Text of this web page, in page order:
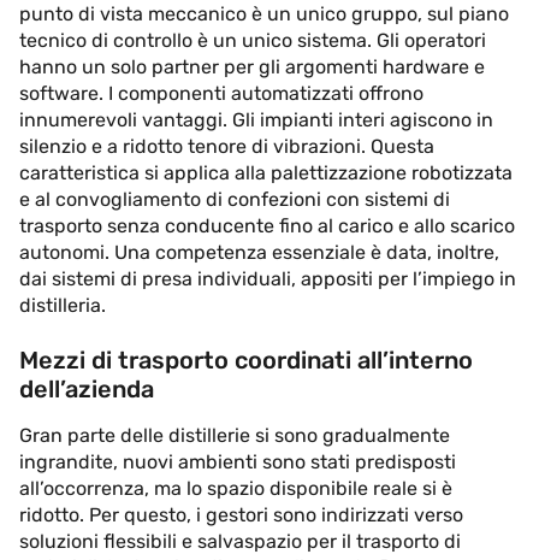
punto di vista meccanico è un unico gruppo, sul piano
tecnico di controllo è un unico sistema. Gli operatori
hanno un solo partner per gli argomenti hardware e
software. I componenti automatizzati offrono
innumerevoli vantaggi. Gli impianti interi agiscono in
silenzio e a ridotto tenore di vibrazioni. Questa
caratteristica si applica alla palettizzazione robotizzata
e al convogliamento di confezioni con sistemi di
trasporto senza conducente fino al carico e allo scarico
autonomi. Una competenza essenziale è data, inoltre,
dai sistemi di presa individuali, appositi per l’impiego in
distilleria.
Mezzi di trasporto coordinati all’interno
dell’azienda
Gran parte delle distillerie si sono gradualmente
ingrandite, nuovi ambienti sono stati predisposti
all’occorrenza, ma lo spazio disponibile reale si è
ridotto. Per questo, i gestori sono indirizzati verso
soluzioni flessibili e salvaspazio per il trasporto di